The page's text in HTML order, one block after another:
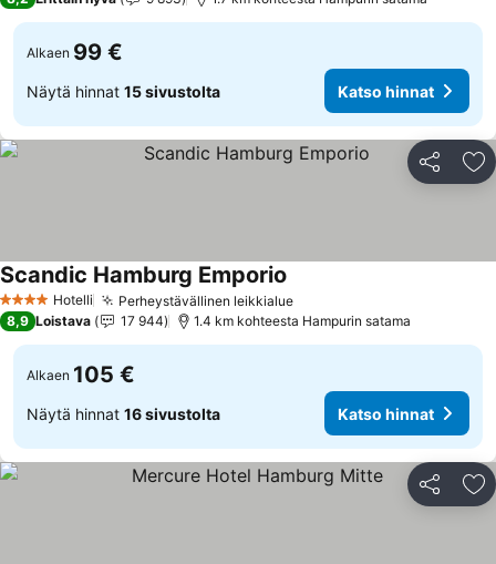
Alkaen 99 €
Näytä hinnat 15 sivustolta Katso hinnat
Jaa
4 Tähtiluokitus
Hotelli Perheystävällinen leikkialueKatso hinnat
Scandic Hamburg Emporio
8,9 Loistava 17 944 1.4 km kohteesta Hampurin satama
Alkaen 105 €
Näytä hinnat 16 sivustolta Katso hinnat
Jaa